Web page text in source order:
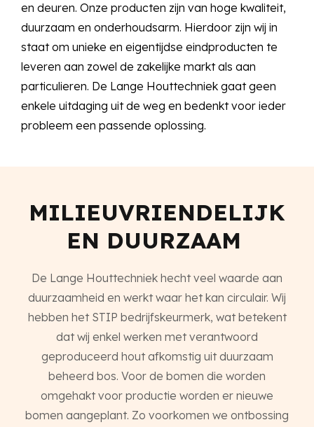
en deuren. Onze producten zijn van hoge kwaliteit,
duurzaam en onderhoudsarm. Hierdoor zijn wij in
staat om unieke en eigentijdse eindproducten te
leveren aan zowel de zakelijke markt als aan
particulieren. De Lange Houttechniek gaat geen
enkele uitdaging uit de weg en bedenkt voor ieder
probleem een passende oplossing.
MILIEU­VRIENDELIJK
EN DUURZAAM
De Lange Houttechniek hecht veel waarde aan
duurzaamheid en werkt waar het kan circulair. Wij
hebben het STIP bedrijfskeurmerk, wat betekent
dat wij enkel werken met verantwoord
geproduceerd hout afkomstig uit duurzaam
beheerd bos. Voor de bomen die worden
omgehakt voor productie worden er nieuwe
bomen aangeplant. Zo voorkomen we ontbossing